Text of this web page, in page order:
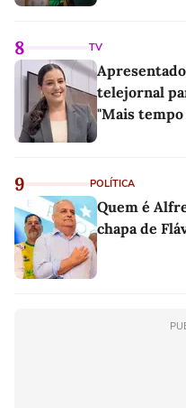
8 TV
telejornal
"Mais tempo
9 POLÍTICA
Quem é
chapa de